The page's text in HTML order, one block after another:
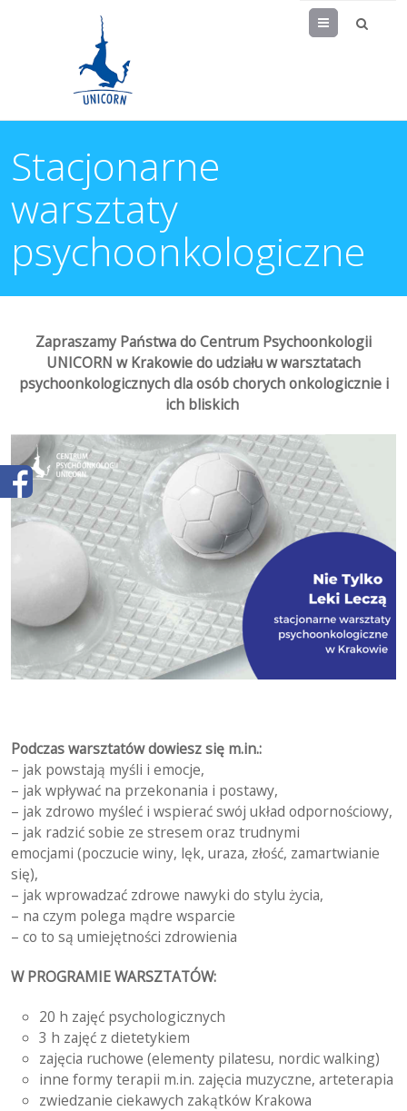
Menu
Stacjonarne
warsztaty
psychoonkologiczne
Zapraszamy Państwa do Centrum Psychoonkologii
UNICORN w Krakowie do udziału w warsztatach
psychoonkologicznychdla osób chorych onkologicznie i
ich bliskich
Podczas warsztatów dowiesz się m.in.:
– jak powstają myśli i emocje,
– jak wpływać na przekonania i postawy,
– jak zdrowo myśleć i wspierać swój układ odpornościowy,
– jak radzić sobie ze stresem oraz trudnymi
emocjami (poczucie winy, lęk, uraza, złość, zamartwianie
się),
– jak wprowadzać zdrowe nawyki do stylu życia,
– na czym polega mądre wsparcie
– co to są umiejętności zdrowienia
W PROGRAMIE WARSZTATÓW:
20 h zajęć psychologicznych
3 h zajęć z dietetykiem
zajęcia ruchowe (elementy pilatesu, nordic walking)
inne formy terapii m.in. zajęcia muzyczne, arteterapia
zwiedzanie ciekawych zakątków Krakowa